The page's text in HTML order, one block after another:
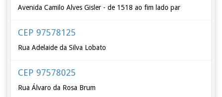
Avenida Camilo Alves Gisler - de 1518 ao fim lado par
CEP 97578125
Rua Adelaide da Silva Lobato
CEP 97578025
Rua Álvaro da Rosa Brum